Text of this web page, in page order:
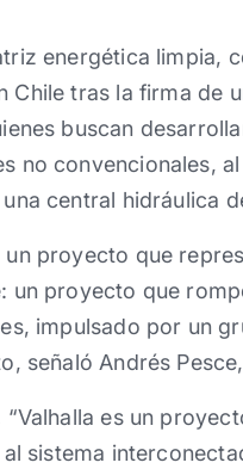
energética limpia,
Chile tras la firma de
buscan
no convencionales,
central hidráulica
un proyecto que
un proyecto que
impulsado por un
señaló Andrés
“Valhalla es un
sistema